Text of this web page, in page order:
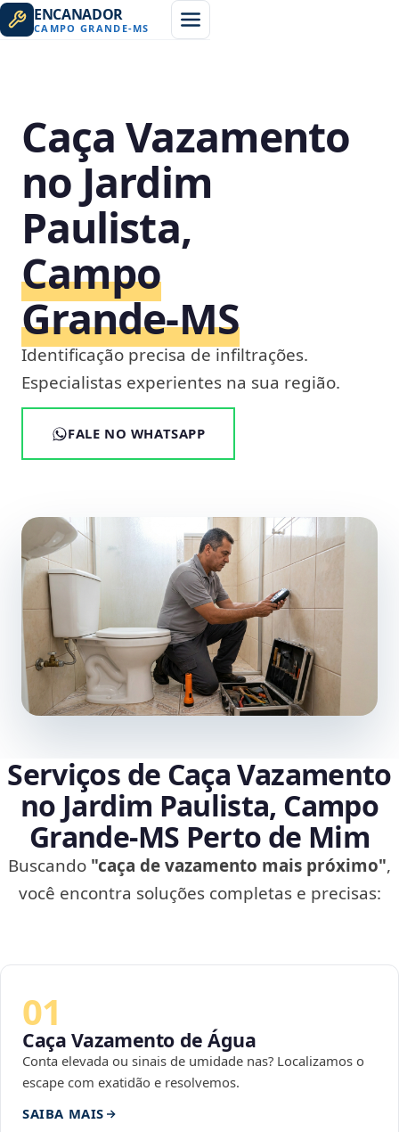
ENCANADOR
CAMPO GRANDE-MS
Caça Vazamento
no Jardim
Paulista,
Campo
Grande‑MS
Identificação precisa de infiltrações.
Especialistas experientes na sua região.
FALE NO WHATSAPP
Serviços de Caça Vazamento
no Jardim Paulista, Campo
Grande‑MS Perto de Mim
Buscando "caça de vazamento mais próximo",
você encontra soluções completas e precisas:
01
Caça Vazamento de Água
Conta elevada ou sinais de umidade nas? Localizamos o
escape com exatidão e resolvemos.
SAIBA MAIS